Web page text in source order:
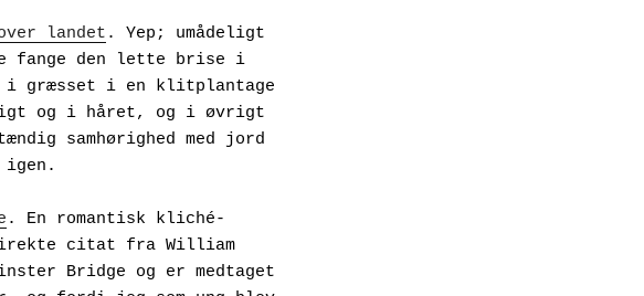
landet . Yep; umådeligt
fange den lette brise i
i græsset i en klitplantage
og i håret, og i øvrigt
samhørighed med jord
igen.
. En romantisk kliché-
citat fra William
Bridge og er medtaget